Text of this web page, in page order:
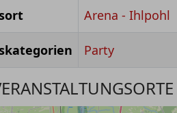
Arena - Ihlpohl
Party